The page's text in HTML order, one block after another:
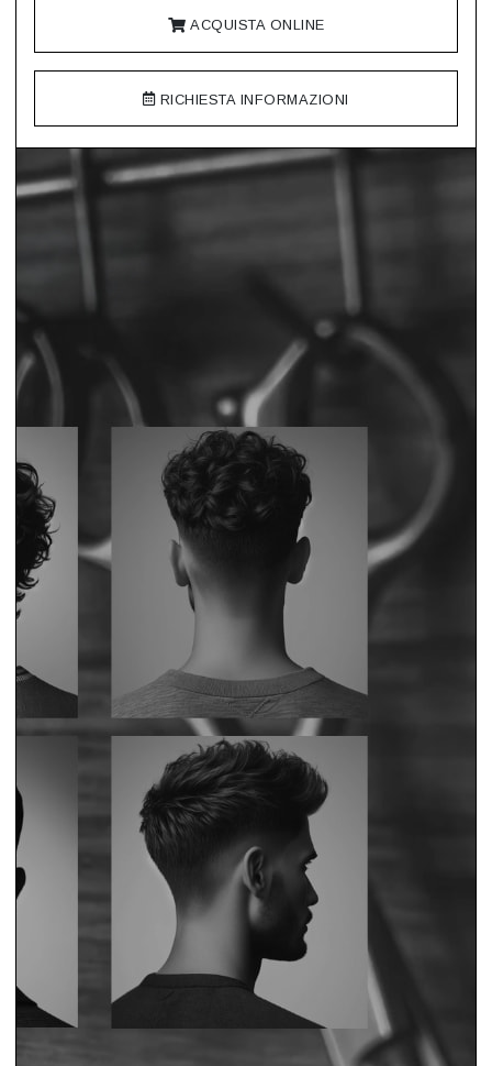
ACQUISTA ONLINE
RICHIESTA INFORMAZIONI